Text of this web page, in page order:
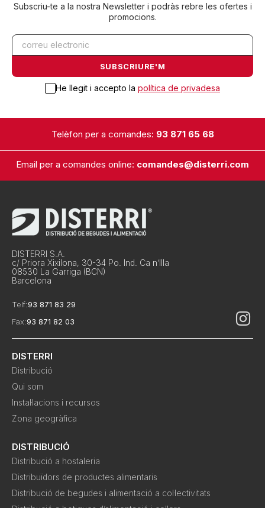
Subscriu-te a la nostra Newsletter i podràs rebre les ofertes i
promocions.
He llegit i accepto la política de privadesa
Telèfon per a comandes: 93 871 65 68
Email per a comandes online: comandes@disterri.com
DISTERRI S.A.
c/ Priora Xixilona, 30-34 Po. Ind. Ca n’Illa
08530 La Garriga (BCN)
Barcelona
Telf:93 871 83 29
Fax:93 871 82 03
DISTERRI
Distribució
Qui som
Instal·lacions i recursos
Zona geogràfica
DISTRIBUCIÓ
Distribució a hostaleria
Distribuïdors de productes alimentaris
Distribució de begudes i alimentació a col·lectivitats